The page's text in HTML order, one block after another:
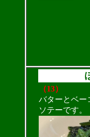
（13）
バターとベー
ソテーです。